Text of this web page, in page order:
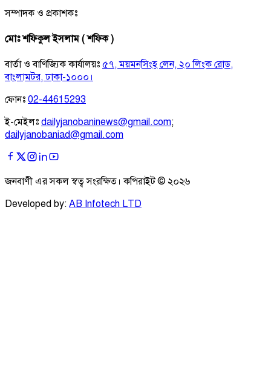
সম্পাদক ও প্রকাশকঃ
মোঃ শফিকুল ইসলাম ( শফিক )
বার্তা ও বাণিজ্যিক কার্যালয়ঃ ৫৭, ময়মনসিংহ লেন, ২০ লিংক রোড,
বাংলামটর, ঢাকা-১০০০।
ফোনঃ 02-44615293
ই-মেইলঃ dailyjanobaninews@gmail.com;
dailyjanobaniad@gmail.com
জনবাণী এর সকল স্বত্ব সংরক্ষিত। কপিরাইট © ২০২৬
Developed by: AB Infotech LTD